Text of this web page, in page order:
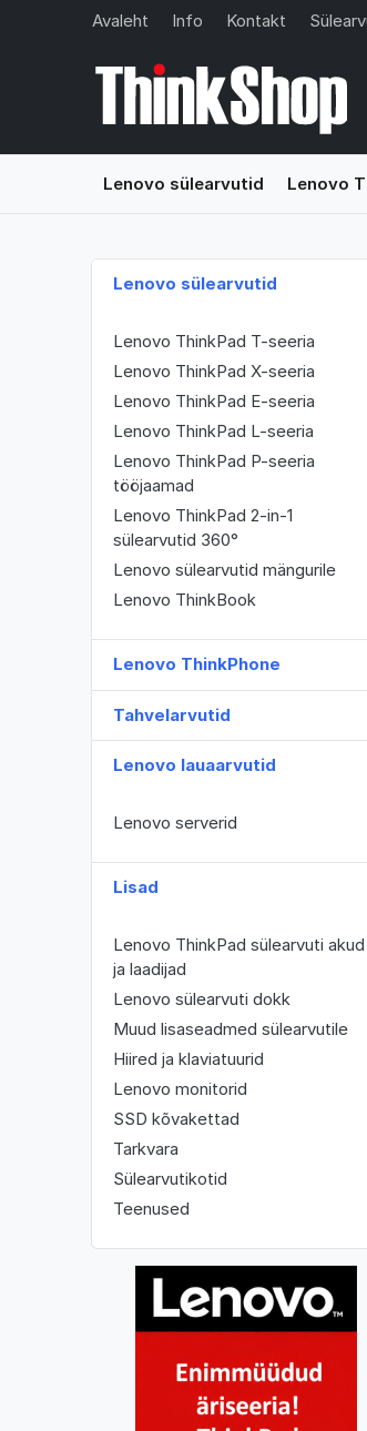
Avaleht Info Kontakt
Lenovo sülearvutid Lenovo
Lenovo sülearvutid
Lenovo ThinkPad T-seeria
Lenovo ThinkPad X-seeria
Lenovo ThinkPad E-seeria
Lenovo ThinkPad L-seeria
Lenovo ThinkPad P-seeria
tööjaamad
Lenovo ThinkPad 2-in-1
sülearvutid 360°
Lenovo sülearvutid mängurile
Lenovo ThinkBook
Lenovo ThinkPhone
Tahvelarvutid
Lenovo lauaarvutid
Lenovo serverid
Lisad
Lenovo ThinkPad sülearvuti akud
ja laadijad
Lenovo sülearvuti dokk
Muud lisaseadmed sülearvutile
Hiired ja klaviatuurid
Lenovo monitorid
SSD kõvakettad
Tarkvara
Sülearvutikotid
Teenused